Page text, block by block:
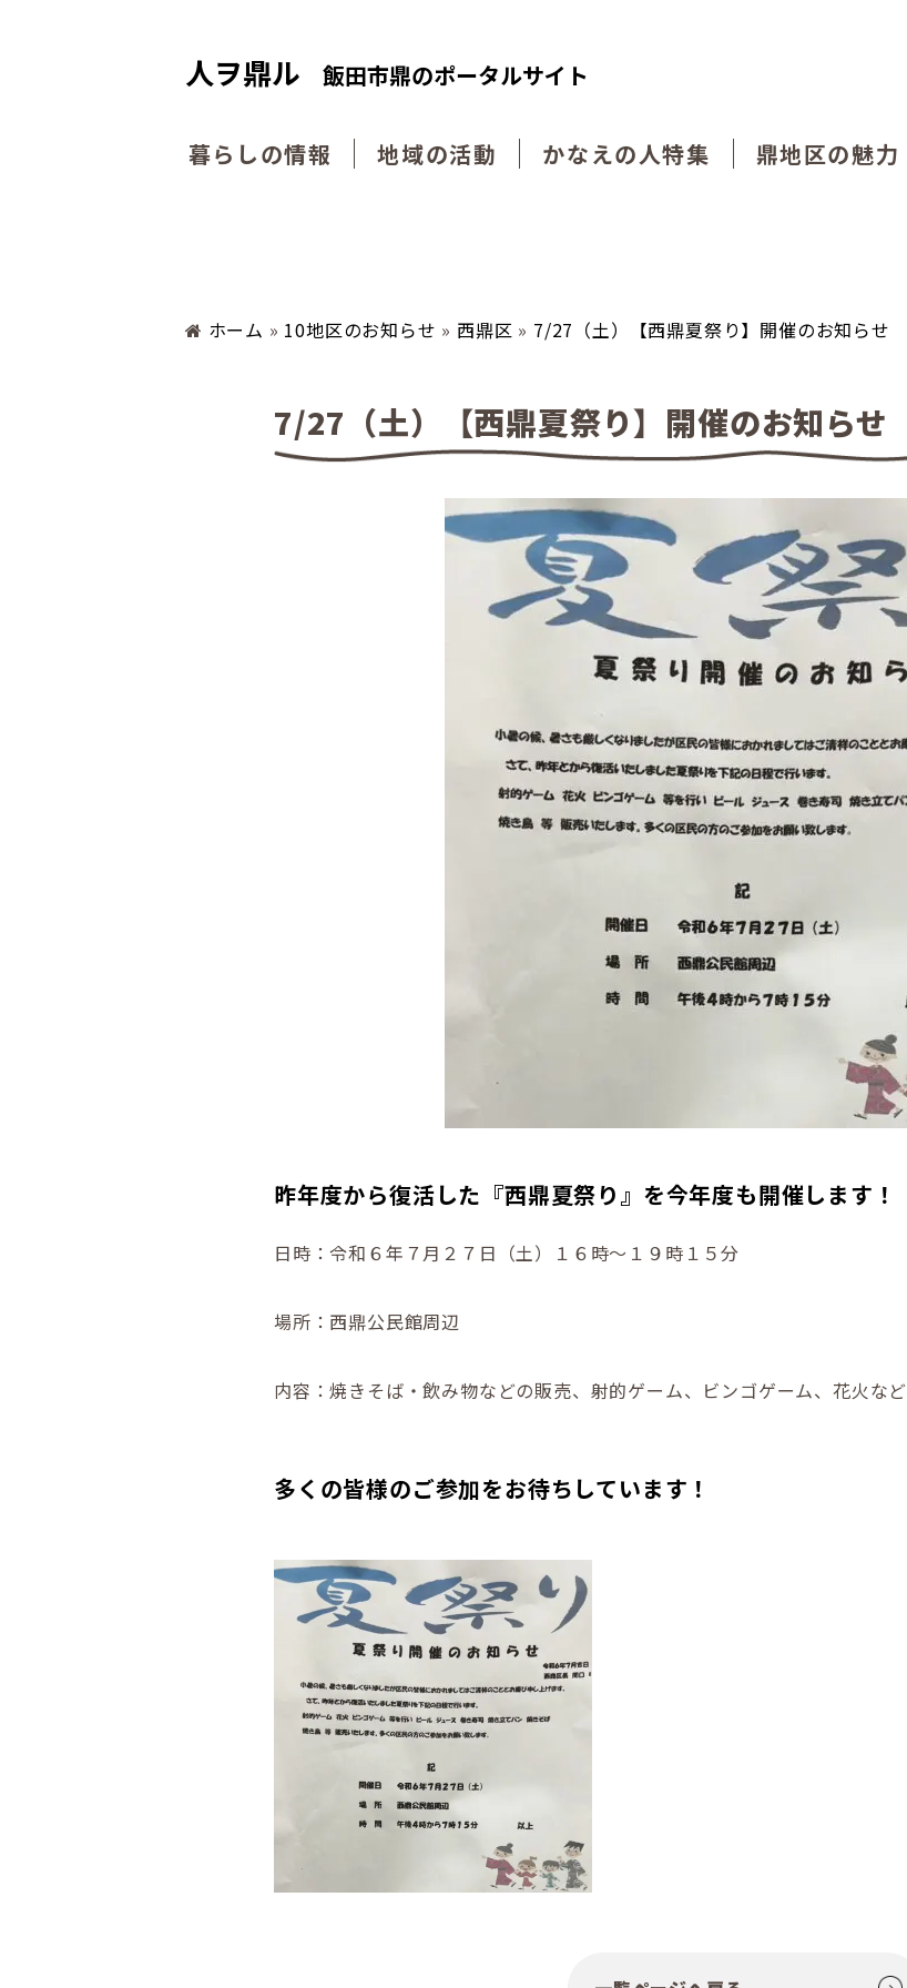
人ヲ鼎ル 飯田市鼎のポータルサイト
暮らしの情報 地域の活動 かなえの人特集 鼎地区の魅力
ホーム » 10地区のお知らせ » 西鼎区 » 7/27（土）【西鼎夏祭り】開催のお知らせ
7/27（土）【西鼎夏祭り】開催のお知らせ
昨年度から復活した『西鼎夏祭り』を今年度も開催します！
日時：令和６年７月２７日（土）１６時～１９時１５分
場所：西鼎公民館周辺
内容：焼きそば・飲み物などの販売、射的ゲーム、ビンゴゲーム、花火など
多くの皆様のご参加をお待ちしています！